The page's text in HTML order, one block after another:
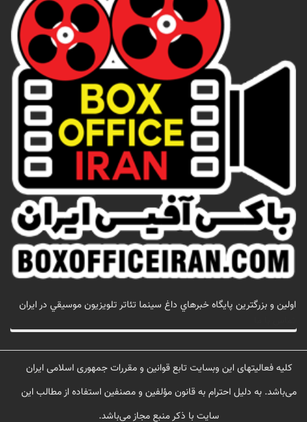
اولين و بزرگترين پايگاه خبرهاي داغ سينما تئاتر تلويزيون موسيقي در ايران
کلیه فعالیتهای این وبسایت تابع قوانین و مقررات جمهوری اسلامی ایران
می‌باشد. به دلیل احترام به قانون مؤلفین و مصنفین استفاده از مطالب این
سایت با ذکر منبع مجاز می‌باشد.